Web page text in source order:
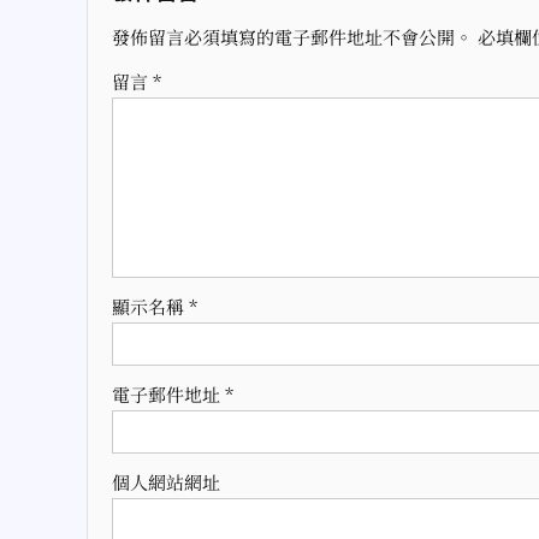
覽
發佈留言必須填寫的電子郵件地址不會公開。 必填欄
留言 *
顯示名稱*
電子郵件地址 *
個人網站網址